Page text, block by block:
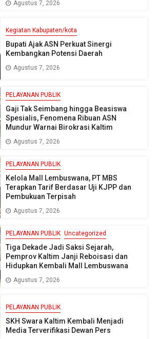
Agustus 7, 2026
Kegiatan Kabupaten/kota
Bupati Ajak ASN Perkuat Sinergi
Kembangkan Potensi Daerah
Agustus 7, 2026
PELAYANAN PUBLIK
Gaji Tak Seimbang hingga Beasiswa
Spesialis, Fenomena Ribuan ASN
Mundur Warnai Birokrasi Kaltim
Agustus 7, 2026
PELAYANAN PUBLIK
Kelola Mall Lembuswana, PT MBS
Terapkan Tarif Berdasar Uji KJPP dan
Pembukuan Terpisah
Agustus 7, 2026
PELAYANAN PUBLIK Uncategorized
Tiga Dekade Jadi Saksi Sejarah,
Pemprov Kaltim Janji Reboisasi dan
Hidupkan Kembali Mall Lembuswana
Agustus 7, 2026
PELAYANAN PUBLIK
SKH Swara Kaltim Kembali Menjadi
Media Terverifikasi Dewan Pers